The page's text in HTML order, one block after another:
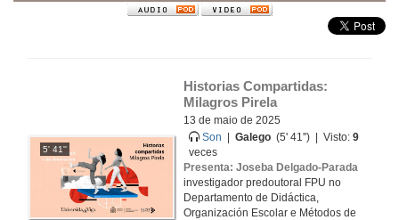
5' 41''
Historias Compartidas:
Milagros Pirela
13 de maio de 2025
Son
|Galego (5' 41'') | Visto:9
veces
Presenta: Joseba Delgado-Parada
investigador predoutoral FPU no
Departamento de Didáctica,
Organización Escolar e Métodos de